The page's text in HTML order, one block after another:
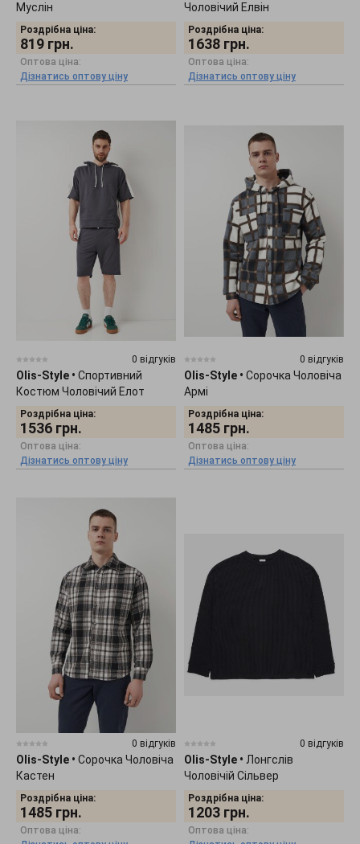
Муслін
Роздрібна ціна:
819 грн.
Оптова ціна:
Дізнатись оптову ціну
Чоловічий Елвін
Роздрібна ціна:
1638 грн.
Оптова ціна:
Дізнатись оптову ціну
0 відгуків
Olis-Style • Спортивний
Костюм Чоловічий Елот
Роздрібна ціна:
1536 грн.
Оптова ціна:
Дізнатись оптову ціну
0 відгуків
Olis-Style • Сорочка Чоловіча
Армі
Роздрібна ціна:
1485 грн.
Оптова ціна:
Дізнатись оптову ціну
0 відгуків
Olis-Style • Сорочка Чоловіча
Кастен
Роздрібна ціна:
1485 грн.
Оптова ціна:
0 відгуків
Olis-Style • Лонгслів
Чоловічій Сільвер
Роздрібна ціна:
1203 грн.
Оптова ціна: